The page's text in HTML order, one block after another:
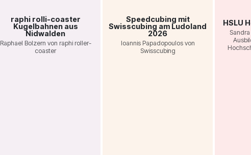
raphi rolli-coaster
Kugelbahnen aus
Nidwalden
Raphael Bolzern von raphi roller-
coaster
Speedcubing mit
Swisscubing am Ludoland
2026
Ioannis Papadopoulos von
Swisscubing
HSLU